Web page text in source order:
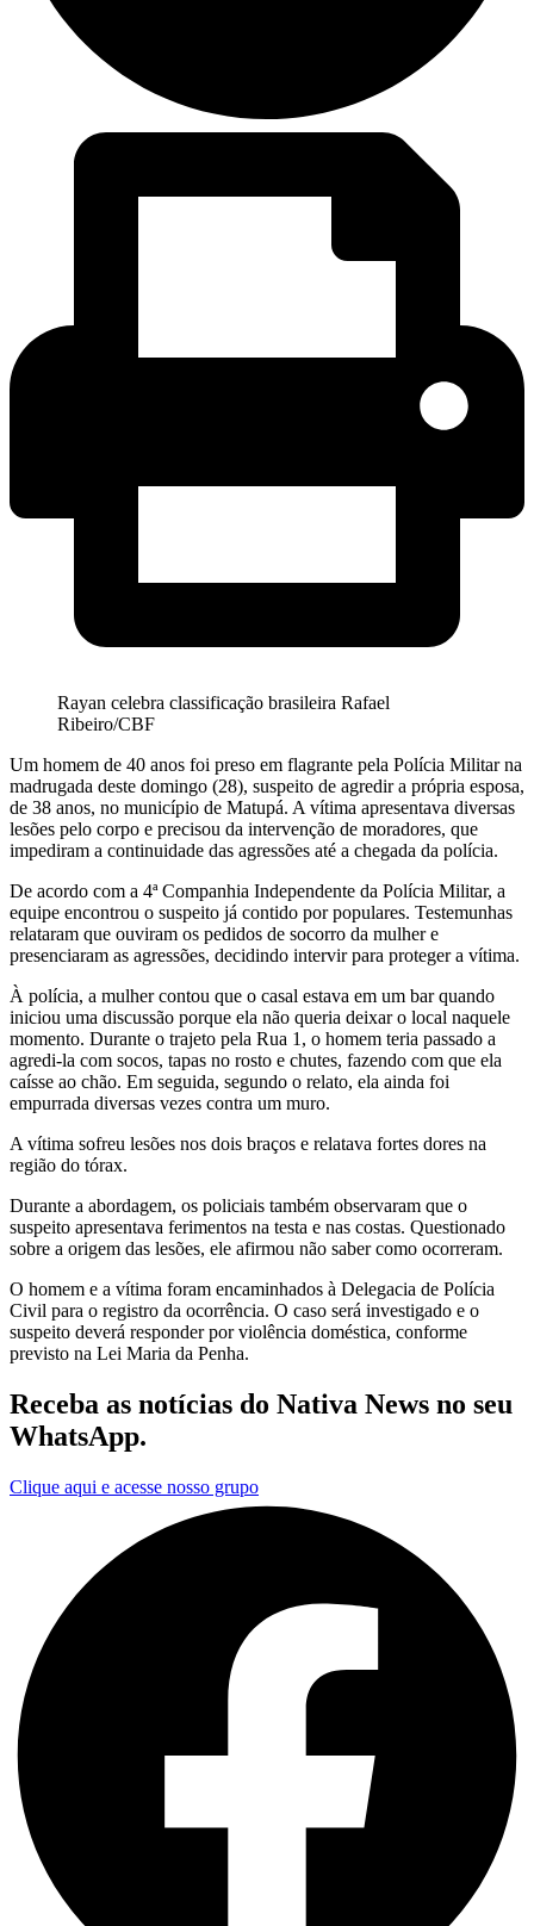
Rayan celebra classificação brasileira Rafael
Ribeiro/CBF
Um homem de 40 anos foi preso em flagrante pela Polícia Militar na
madrugada deste domingo (28), suspeito de agredir a própria esposa,
de 38 anos, no município de Matupá. A vítima apresentava diversas
lesões pelo corpo e precisou da intervenção de moradores, que
impediram a continuidade das agressões até a chegada da polícia.
De acordo com a 4ª Companhia Independente da Polícia Militar, a
equipe encontrou o suspeito já contido por populares. Testemunhas
relataram que ouviram os pedidos de socorro da mulher e
presenciaram as agressões, decidindo intervir para proteger a vítima.
À polícia, a mulher contou que o casal estava em um bar quando
iniciou uma discussão porque ela não queria deixar o local naquele
momento. Durante o trajeto pela Rua 1, o homem teria passado a
agredi-la com socos, tapas no rosto e chutes, fazendo com que ela
caísse ao chão. Em seguida, segundo o relato, ela ainda foi
empurrada diversas vezes contra um muro.
A vítima sofreu lesões nos dois braços e relatava fortes dores na
região do tórax.
Durante a abordagem, os policiais também observaram que o
suspeito apresentava ferimentos na testa e nas costas. Questionado
sobre a origem das lesões, ele afirmou não saber como ocorreram.
O homem e a vítima foram encaminhados à Delegacia de Polícia
Civil para o registro da ocorrência. O caso será investigado e o
suspeito deverá responder por violência doméstica, conforme
previsto na Lei Maria da Penha.
Receba as notícias do Nativa News no seu
WhatsApp.
Clique aqui e acesse nosso grupo